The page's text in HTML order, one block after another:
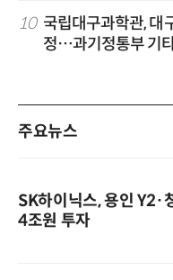
10 국립대구과학관, 대
정…과기정통부 기
주요뉴스
SK하이닉스, 용인 Y2·
4조원 투자